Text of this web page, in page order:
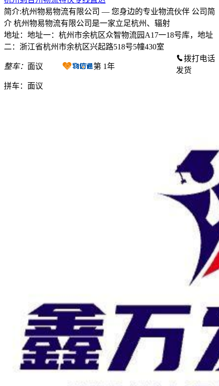
简介:杭州物易物流有限公司 — 您身边的专业物流伙伴 公司简
介 杭州物易物流有限公司是一家立足杭州、辐射
地址：地址一：杭州市余杭区众智物流园A17一18号库，地址
二：浙江省杭州市余杭区兴起路518号5幢430室
整车： 面议
拼车： 面议
第 1年
拨打电话
发货